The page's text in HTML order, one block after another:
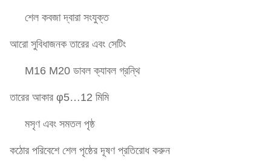
শেল কবজা দ্বারা সংযুক্ত
আরো সুবিধাজনক তারের এবং সেটিং
M16 M20 ডাবল ক্যাবল গ্রন্থি
তারের আকার φ5…12 মিমি
মসৃণ এবং সমতল পৃষ্ঠ
কঠোর পরিবেশে শেল পৃষ্ঠের দূষণ প্রতিরোধ করুন